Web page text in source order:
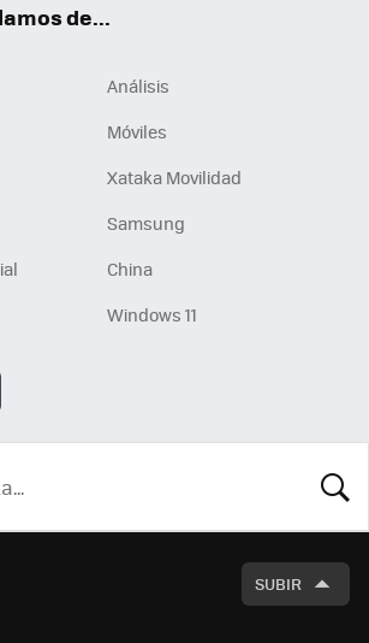
de...
Análisis
Móviles
Xataka Movilidad
Samsung
China
Windows 11
SUBIR